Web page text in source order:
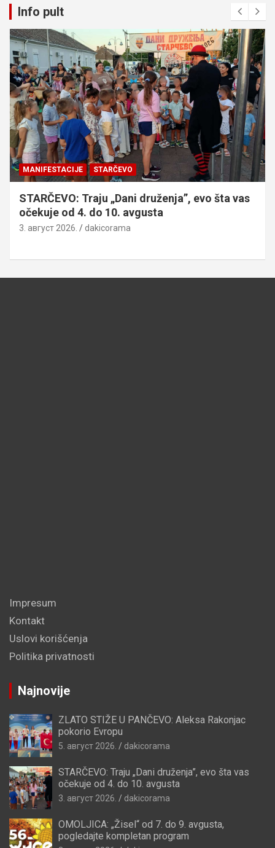
Info pult
MANIFESTACIJE STARČEVO
STARČEVO: Traju „Dani druženja”, evo šta vas
očekuje od 4. do 10. avgusta
3. август 2026. dakicorama
Impresum
Kontakt
Uslovi korišćenja
Politika privatnosti
Najnovije
ZLATO STIŽE U PANČEVO: Aleksa Rakonjac
pokorio Evropu
5. август 2026. dakicorama
STARČEVO: Traju „Dani druženja”, evo šta vas
očekuje od 4. do 10. avgusta
3. август 2026. dakicorama
OMOLJICA: „Žisel“ od 7. do 9. avgusta,
pogledajte kompletan program